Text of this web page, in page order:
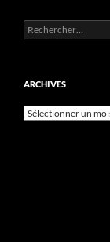
Rechercher :
ARCHIVES
Archives